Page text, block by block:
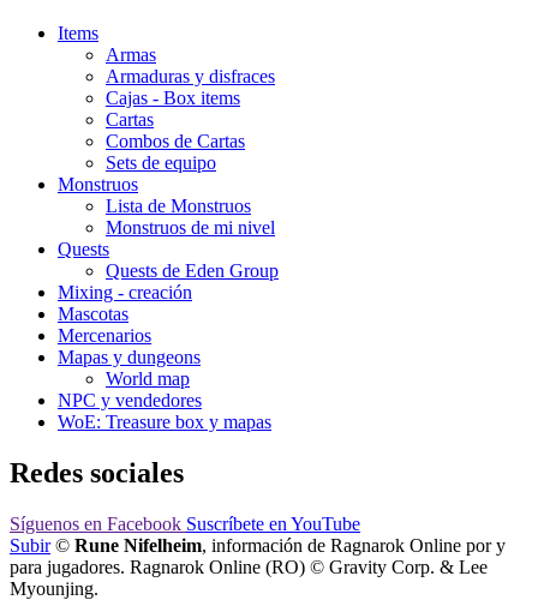
Items
Armas
Armaduras y disfraces
Cajas - Box items
Cartas
Combos de Cartas
Sets de equipo
Monstruos
Lista de Monstruos
Monstruos de mi nivel
Quests
Quests de Eden Group
Mixing - creación
Mascotas
Mercenarios
Mapas y dungeons
World map
NPC y vendedores
WoE: Treasure box y mapas
Redes sociales
Síguenos en Facebook Suscríbete en YouTube
Subir© Rune Nifelheim, información de Ragnarok Online por y
para jugadores. Ragnarok Online (RO) © Gravity Corp. & Lee
Myounjing.